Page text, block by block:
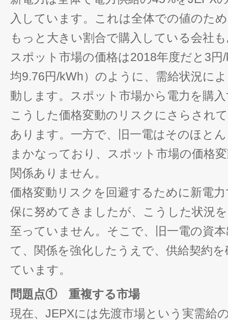
入しています。これは全体での値のた
もっと大きい割合で購入している会社
スポット市場の価格は2018年度だと3円
均9.76円/kWh）のように、需給状況に
動します。スポット市場から電力を購
こうした価格変動のリスクにさらされ
あります。一方で、旧一電はそのほと
まかなっており、スポット市場の価格
関係ありません。
価格変動リスクを回避するために新電
保に努めてきましたが、こうした状況
至っていません。そこで、旧一電の資
て、関係を強化したうえで、供給契約
ています。
問題点① 重複する市場
現在、JEPXには先渡市場という実需給